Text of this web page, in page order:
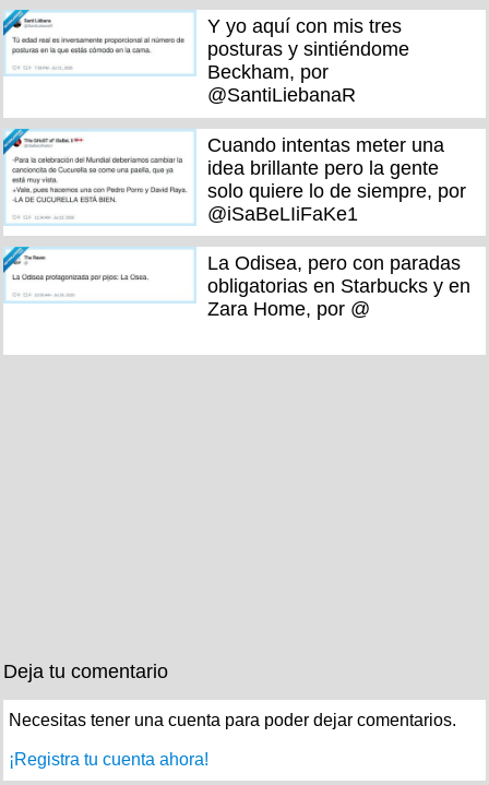
Y yo aquí con mis tres
posturas y sintiéndome
Beckham, por
@SantiLiebanaR
Cuando intentas meter una
idea brillante pero la gente
solo quiere lo de siempre, por
@iSaBeLIiFaKe1
La Odisea, pero con paradas
obligatorias en Starbucks y en
Zara Home, por @
Deja tu comentario
Necesitas tener una cuenta para poder dejar comentarios.
¡Registra tu cuenta ahora!